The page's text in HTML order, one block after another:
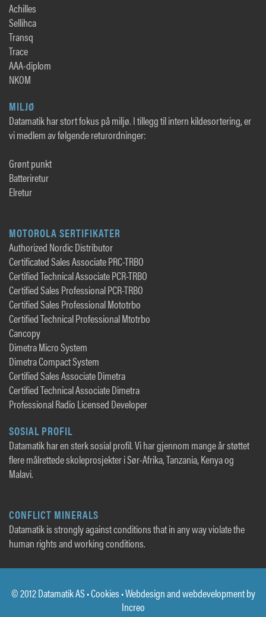
Achilles
Sellihca
Transq
Trace
AAA-diplom
NKOM
MILJØ
Datamatik har stort fokus på miljø. I tillegg til intern kildesortering, er
vi medlem av følgende returordninger:
Grønt punkt
Batteriretur
Elretur
MOTOROLA SERTIFIKATER
Authorized Nordic Distributor
Certificated Sales Associate PRC-TRBO
Certified Technical Associate PCR-TRBO
Certified Sales Professional PCR-TRBO
Certified Sales Professional Mototrbo
Certified Technical Professional Mtotrbo
Cancopy
Dimetra Micro System
Dimetra Compact System
Certified Sales Associate Dimetra
Certified Technical Associate Dimetra
Professional Radio Licensed Developer
SOSIAL PROFIL
Datamatik har en sterk sosial profil. Vi har gjennom mange år støttet
flere målrettede skoleprosjekter i Sør-Afrika, Tanzania, Kenya og
Malavi.
CONFLICT MINERALS
Datamatik is strongly against conditions that in any way violate the
human rights and working conditions.
© 2012 Datamatik AS •Cookies • Webdesign and webdevelopment by
Increo